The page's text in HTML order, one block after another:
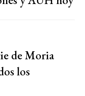
de Moria
los